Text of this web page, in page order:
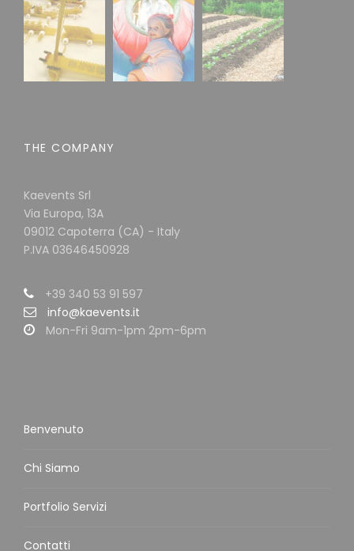
THE COMPANY
Kaevents Srl
Via Europa, 13A
09012 Capoterra (CA) - Italy
P.IVA 03646450928
+39 340 53 91 597
info@kaevents.it
Mon-Fri 9am-1pm 2pm-6pm
Benvenuto
Chi Siamo
Portfolio Servizi
Contatti